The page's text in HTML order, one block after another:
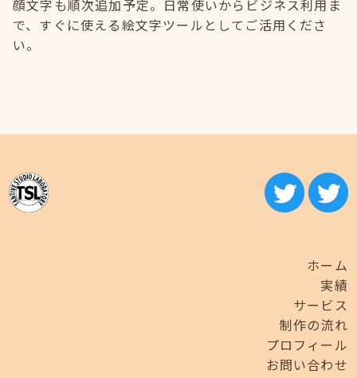
顔文字も順次追加予定。日常使いからビジネス利用ま
で、すぐに使える絵文字ツールとしてご活用くださ
い。
ホーム
実績
サービス
制作の流れ
プロフィール
お問い合わせ